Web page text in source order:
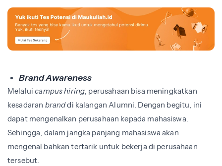
Brand Awareness
Melaluicampus hiring, perusahaan bisa meningkatkan
kesadaran branddi kalangan Alumni. Dengan begitu, ini
dapat mengenalkan perusahaan kepada mahasiswa.
Sehingga, dalam jangka panjang mahasiswa akan
mengenal bahkan tertarik untuk bekerja di perusahaan
tersebut.